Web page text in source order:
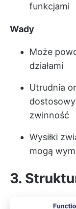
funkcjami
Wady
Może
działami
Utrudnia
zwinność
Wysiłki
mogą
3.